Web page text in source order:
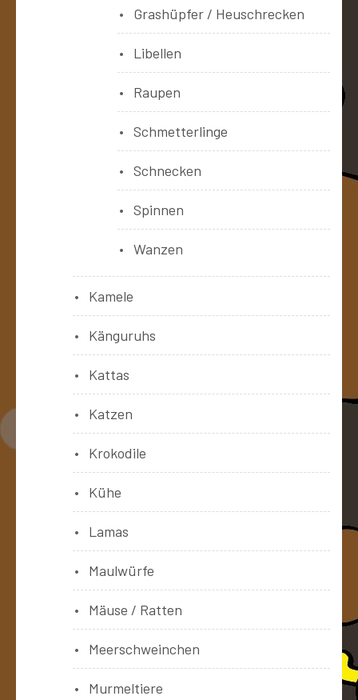
Grashüpfer / Heuschrecken
Libellen
Raupen
Schmetterlinge
Schnecken
Spinnen
Wanzen
Kamele
Känguruhs
Kattas
Katzen
Krokodile
Kühe
Lamas
Maulwürfe
Mäuse / Ratten
Meerschweinchen
Murmeltiere